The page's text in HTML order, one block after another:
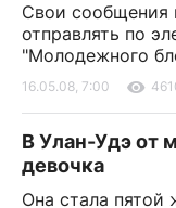
Свои
отправлять по
"Молодежного
16.05.08, 7:00
В Улан-Удэ от
девочка
Она стала пятой